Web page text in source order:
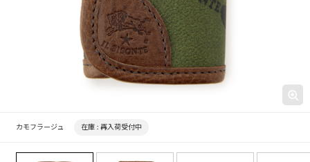
カモフラージュ 在庫 : 再入荷受付中